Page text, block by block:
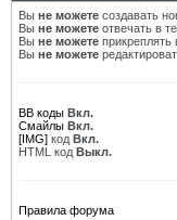
Вы не можете создавать
Вы не можете отвечать в
Вы не можете прикреплять
Вы не можете
BB коды Вкл.
Смайлы Вкл.
[IMG] код Вкл.
HTML код Выкл.
Правила форума